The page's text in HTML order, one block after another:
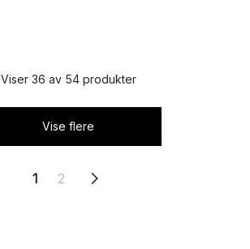
Viser 36 av 54 produkter
Vise flere
1 2